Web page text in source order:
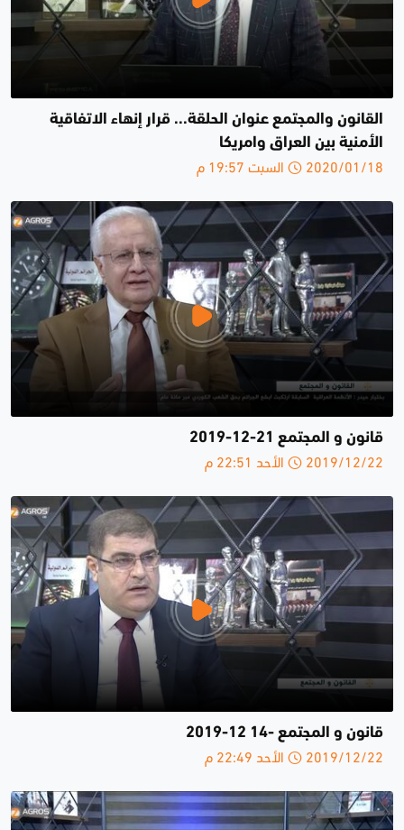
القانون والمجتمع عنوان الحلقة... قرار إنهاء الاتفاقية
الأمنية بين العراق وامريكا
2020/01/18 السبت 19:57 م
قانون و المجتمع 21-12-2019
2019/12/22 الأحد 22:51 م
قانون و المجتمع -14 12-2019
2019/12/22 الأحد 22:49 م